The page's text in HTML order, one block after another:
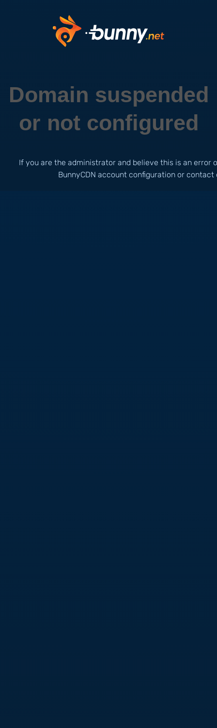
Domain suspended
or not configured
If you are the administrator and believe this is an error
BunnyCDN account configuration or